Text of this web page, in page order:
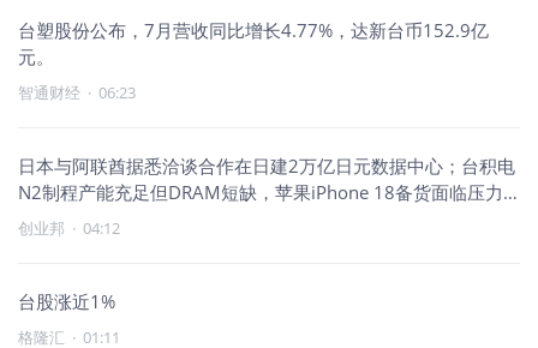
台塑股份公布，7月营收同比增长4.77%，达新台币152.9亿
元。
智通财经 · 06:23
日本与阿联酋据悉洽谈合作在日建2万亿日元数据中心；台积电
N2制程产能充足但DRAM短缺，苹果iPhone 18备货面临压力
丨智能制造日报
创业邦 · 04:12
台股涨近1%
格隆汇 · 01:11